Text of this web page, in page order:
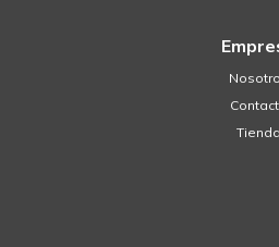
Tienda